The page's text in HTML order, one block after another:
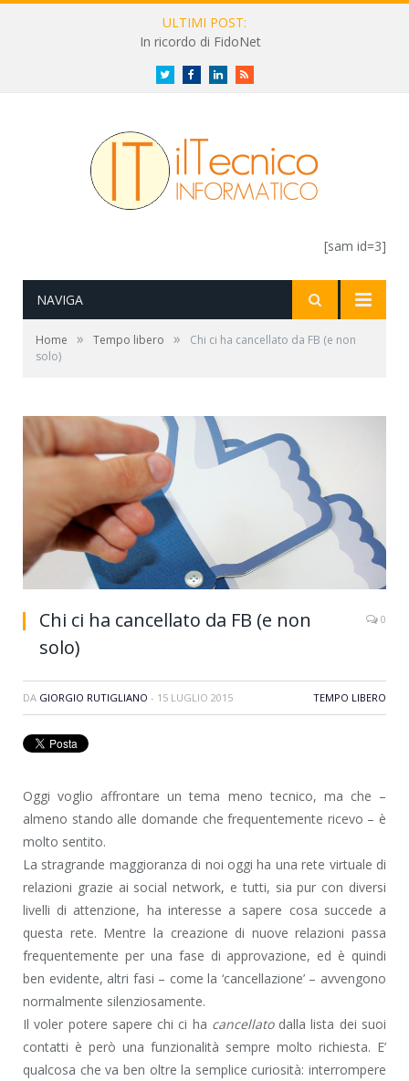
ULTIMI POST:
In ricordo di FidoNet
Twitter FacebookLinkedInRSS
[sam id=3]
NAVIGA
Home » Tempo libero »
Chi ci ha cancellato da FB (e non
solo)
Chi ci ha cancellato da FB (e non
solo)
0
DA GIORGIO RUTIGLIANO - 15 LUGLIO 2015 TEMPO LIBERO
Oggi voglio affrontare un tema meno tecnico, ma che –
almeno stando alle domande che frequentemente ricevo – è
molto sentito.
La stragrande maggioranza di noi oggi ha una rete virtuale di
relazioni grazie ai social network, e tutti, sia pur con diversi
livelli di attenzione, ha interesse a sapere cosa succede a
questa rete. Mentre la creazione di nuove relazioni passa
frequentemente per una fase di approvazione, ed è quindi
ben evidente, altri fasi – come la ‘cancellazione’ – avvengono
normalmente silenziosamente.
Il voler potere sapere chi ci ha cancellatodalla lista dei suoi
contatti è però una funzionalità sempre molto richiesta. E’
qualcosa che va ben oltre la semplice curiosità: interrompere